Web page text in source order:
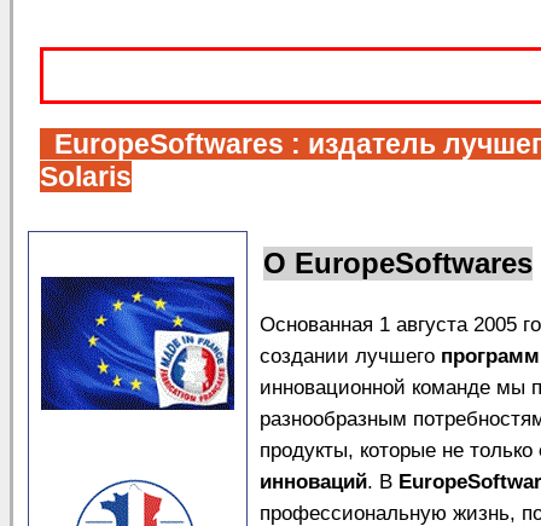
EuropeSoftwares : издатель
Solaris
О EuropeSoftwares
Основанная 1 августа 2005
создании лучшего
инновационной команде мы
разнообразным
продукты, которые не только
инноваций. В
профессиональную жизнь,